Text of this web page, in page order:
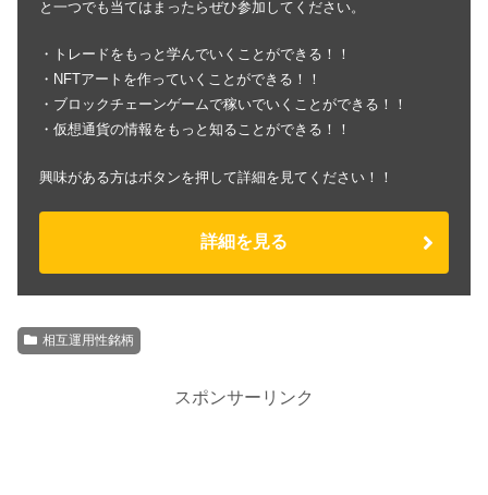
と一つでも当てはまったらぜひ参加してください。
・トレードをもっと学んでいくことができる！！
・NFTアートを作っていくことができる！！
・ブロックチェーンゲームで稼いでいくことができる！！
・仮想通貨の情報をもっと知ることができる！！
興味がある方はボタンを押して詳細を見てください！！
詳細を見る
相互運用性銘柄
スポンサーリンク